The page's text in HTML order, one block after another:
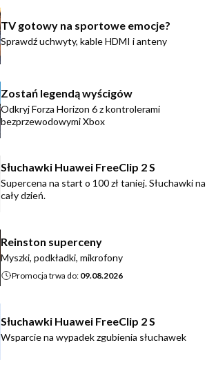
TV gotowy na sportowe emocje?
Sprawdź uchwyty, kable HDMI i anteny
Zostań legendą wyścigów
Odkryj Forza Horizon 6 z kontrolerami
bezprzewodowymi Xbox
Słuchawki Huawei FreeClip 2 S
Supercena na start o 100 zł taniej. Słuchawki na
cały dzień.
Reinston superceny
Myszki, podkładki, mikrofony
Promocja trwa do: 09.08.2026
Słuchawki Huawei FreeClip 2 S
Wsparcie na wypadek zgubienia słuchawek